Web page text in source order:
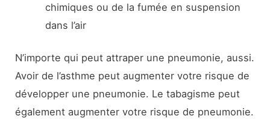
chimiques ou de la fumée en suspension
dans l’air
N’importe qui peut attraper une pneumonie, aussi.
Avoir de l’asthme peut augmenter votre risque de
développer une pneumonie. Le tabagisme peut
également augmenter votre risque de pneumonie.